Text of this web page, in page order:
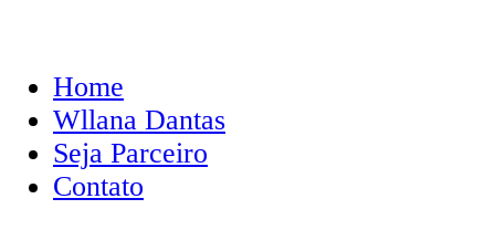
Home
Wllana Dantas
Seja Parceiro
Contato